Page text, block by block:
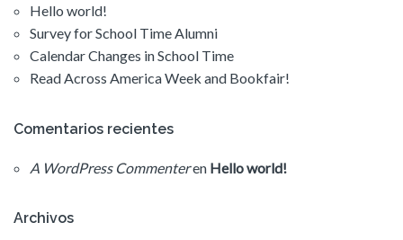
Hello world!
Survey for School Time Alumni
Calendar Changes in School Time
Read Across America Week and Bookfair!
Comentarios recientes
A WordPress Commenteren Hello world!
Archivos